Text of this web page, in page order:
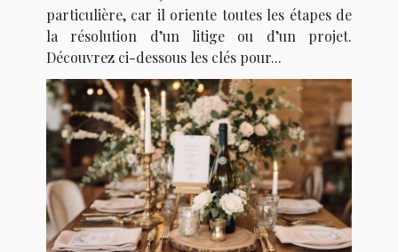
particulière, car il oriente toutes les étapes de
la résolution d’un litige ou d’un projet.
Découvrez ci-dessous les clés pour...